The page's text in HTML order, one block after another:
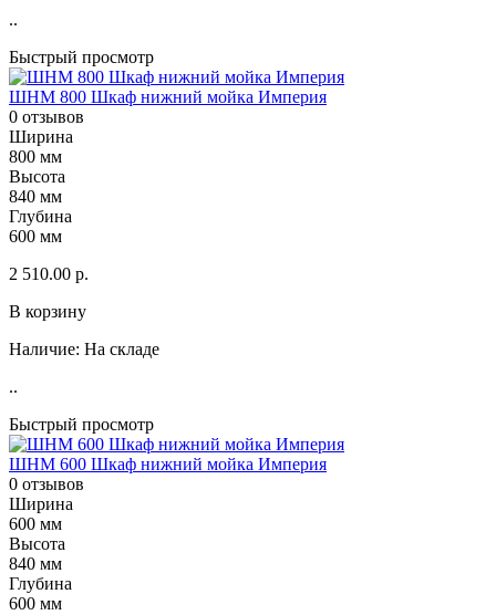
..
Быстрый просмотр
ШНМ 800 Шкаф нижний мойка Империя
0 отзывов
Ширина
800 мм
Высота
840 мм
Глубина
600 мм
2 510.00 р.
В корзину
Наличие: На складе
..
Быстрый просмотр
ШНМ 600 Шкаф нижний мойка Империя
0 отзывов
Ширина
600 мм
Высота
840 мм
Глубина
600 мм